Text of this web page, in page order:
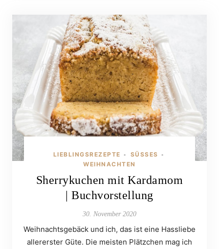
LIEBLINGSREZEPTE • SÜSSES •
WEIHNACHTEN
Sherrykuchen mit Kardamom
| Buchvorstellung
30. November 2020
Weihnachtsgebäck und ich, das ist eine Hassliebe
allererster Güte. Die meisten Plätzchen mag ich